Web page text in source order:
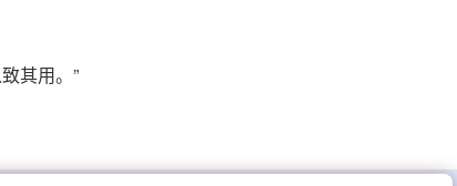
其用。”